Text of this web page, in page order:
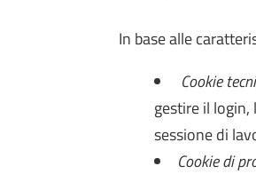
In base alle
Cookie
gestire il
sessione di
Cookie di